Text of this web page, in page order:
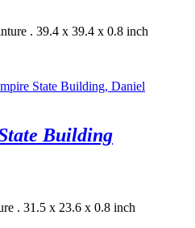
. 39.4 x 39.4 x 0.8 inch
Building
. 31.5 x 23.6 x 0.8 inch